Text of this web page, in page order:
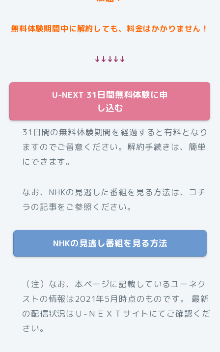
無料体験期間中に解約しても、料金はかかりません！
↓↓↓↓↓
U-NEXT 31日間無料体験に申
し込む
31日間の無料体験期間を経過すると有料となり
ますのでご留意ください。解約手続きは、簡単
にできます。
なお、NHKの見逃した番組を見る方法は、コチ
ラの記事をご参照ください。
NHKの見逃し番組を見る方法
（注）なお、本ページに記載しているユーネク
ストの情報は2021年5月時点のものです。 最新
の配信状況はＵ-ＮＥＸＴサイトにてご確認くだ
さい。